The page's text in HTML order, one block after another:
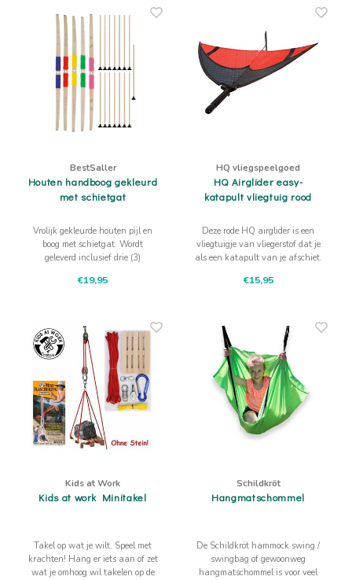
BestSaller
Houten handboog gekleurd
met schietgat
Vrolijk gekleurde houten pijl en
boog met schietgat. Wordt
geleverd inclusief drie (3)
Gebruik je het schietgat niet?
€19,95
HQ vliegspeelgoed
HQ Airglider easy-
katapult vliegtuig rood
Deze rode HQ airglider is een
vliegtuigje van vliegerstof dat je
als een katapult van je afschiet.
aan de wind vliegen.
€15,95
Kids at Work
Kids at work Minitakel
Takel op wat je wilt. Speel met
krachten! Hang er iets aan of zet
wat je omhoog wil takelen op de
Schildkröt
Hangmatschommel
De Schildkröt hammock swing /
swingbag of gewoonweg
hangmatschommel is voor veel